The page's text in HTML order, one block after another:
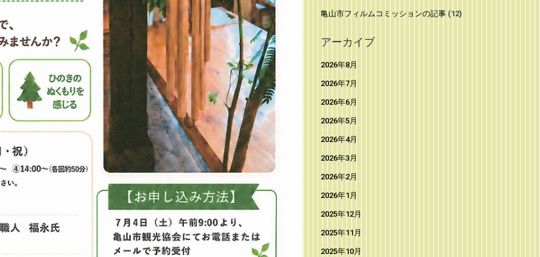
亀山市フィルムコミッションの記事(12)
アーカイブ
2026年8月
2026年7月
2026年6月
2026年5月
2026年4月
2026年3月
2026年2月
2026年1月
2025年12月
2025年11月
2025年10月